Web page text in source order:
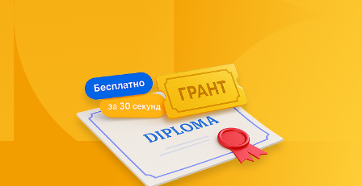
Академия образования косметологов "Элия Грация"
Сестринское дело в косметологии
55 000 ₽